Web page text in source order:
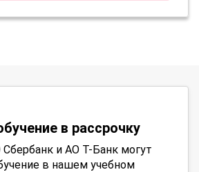
в рассрочку
и АО Т-Банк могут
в нашем учебном